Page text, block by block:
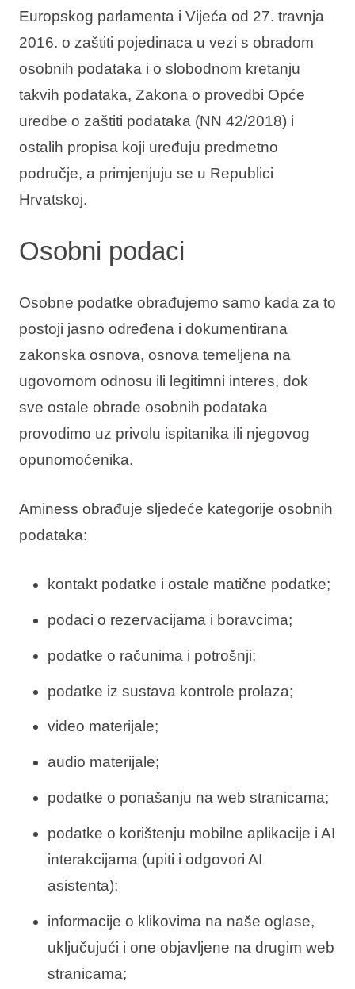
Europskog parlamenta i Vijeća od 27. travnja
2016. o zaštiti pojedinaca u vezi s obradom
osobnih podataka i o slobodnom kretanju
takvih podataka, Zakona o provedbi Opće
uredbe o zaštiti podataka (NN 42/2018) i
ostalih propisa koji uređuju predmetno
područje, a primjenjuju se u Republici
Hrvatskoj.
Osobni podaci
Osobne podatke obrađujemo samo kada za to
postoji jasno određena i dokumentirana
zakonska osnova, osnova temeljena na
ugovornom odnosu ili legitimni interes, dok
sve ostale obrade osobnih podataka
provodimo uz privolu ispitanika ili njegovog
opunomoćenika.
Aminess obrađuje sljedeće kategorije osobnih
podataka:
kontakt podatke i ostale matične podatke;
podaci o rezervacijama i boravcima;
podatke o računima i potrošnji;
podatke iz sustava kontrole prolaza;
video materijale;
audio materijale;
podatke o ponašanju na web stranicama;
podatke o korištenju mobilne aplikacije i AI
interakcijama (upiti i odgovori AI
asistenta);
informacije o klikovima na naše oglase,
uključujući i one objavljene na drugim web
stranicama;